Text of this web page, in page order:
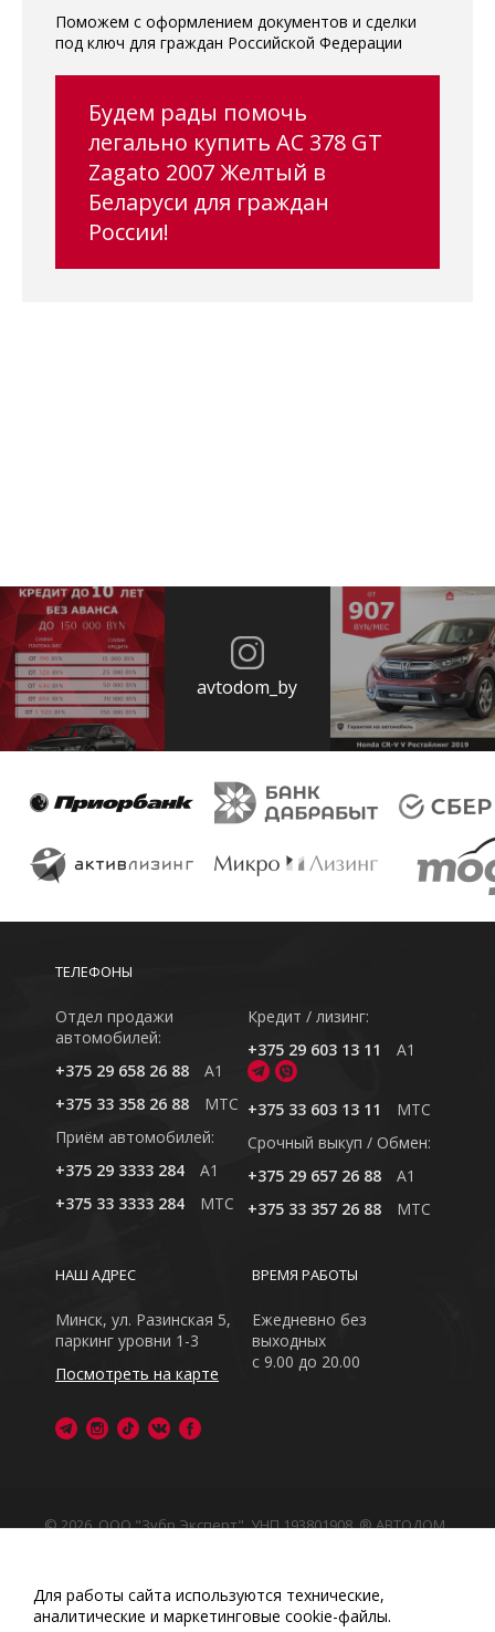
Поможем с оформлением документов и сделки
под ключ для граждан Российской Федерации
Будем рады помочь
легально купить AC 378 GT
Zagato 2007 Желтый в
Беларуси для граждан
России!
avtodom_by
ТЕЛЕФОНЫ
Отдел продажи
автомобилей:
+375 29 658 26 88
A1
+375 33 358 26 88
MTC
Приём автомобилей:
+375 29 3333 284
A1
+375 33 3333 284
MTC
Кредит / лизинг:
+375 29 603 13 11
A1
+375 33 603 13 11
MTC
Cрочный выкуп / Обмен:
+375 29 657 26 88
A1
+375 33 357 26 88
MTC
ВРЕМЯ РАБОТЫ
Ежедневно без
выходных
с 9.00 до 20.00
НАШ АДРЕС
Минск, ул. Разинская 5,
паркинг уровни 1-3
Посмотреть на карте
© 2026, ООО "Зубр Эксперт", УНП 193801908. ® АВТОДОМ
Обращаем Ваше внимание на то, что данный интернет-
сайт носит исключительно информационный характер
Любое использование либо копирование материалов
Для работы сайта используются технические,
аналитические и маркетинговые сооkіе-файлы.